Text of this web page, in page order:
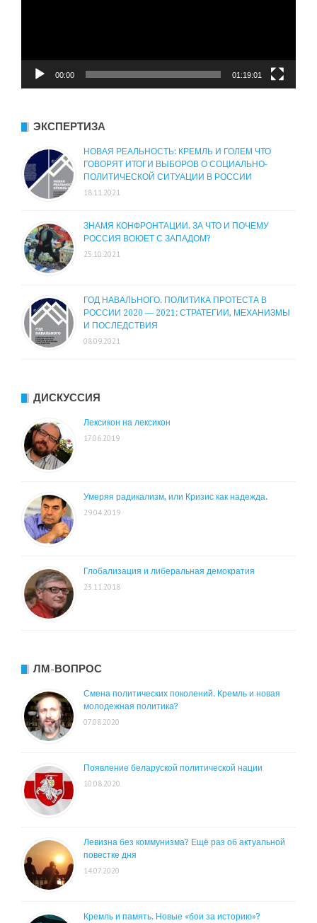
00:00 01:19:01
ЭКСПЕРТИЗА
НОВАЯ РЕАЛЬНОСТЬ: КРЕМЛЬ И ГОЛЕМ ЧТО
ГОВОРЯТ ИТОГИ ВЫБОРОВ О СОЦИАЛЬНО-
ПОЛИТИЧЕСКОЙ СИТУАЦИИ В РОССИИ
18.11.2021
ЗНАМЯ КОНФРОНТАЦИИ. ЗА ЧТО И ПОЧЕМУ
РОССИЯ ВОЮЕТ С ЗАПАДОМ?
25.10.2021
ГОД НАВАЛЬНОГО. ПОЛИТИКА ПРОТЕСТА В
РОССИИ 2020 — 2021: СТРАТЕГИИ, МЕХАНИЗМЫ
И ПОСЛЕДСТВИЯ
08.09.2021
ДИСКУССИЯ
Лексикон на лексикон
17.06.2019
Умеряя радикализм, или Кризис как надежда.
29.04.2019
Глобализация и либеральная демократия
23.11.2018
ЛМ-ВОПРОС
Смена политических поколений. Кремль и новая
молодежная политика?
07.08.2020
Появление беларуской политической нации
10.08.2020
Левизна без коммунизма? Ещё раз об актуальной
повестке дня
14.07.2020
Кремль и память. Новые «бои за историю»?